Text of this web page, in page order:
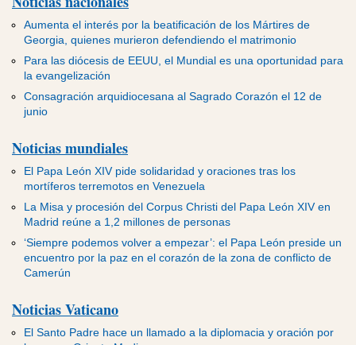
Aumenta el interés por la beatificación de los Mártires de
Georgia, quienes murieron defendiendo el matrimonio
Para las diócesis de EEUU, el Mundial es una oportunidad para
la evangelización
Consagración arquidiocesana al Sagrado Corazón el 12 de
junio
Noticias mundiales
El Papa León XIV pide solidaridad y oraciones tras los
mortíferos terremotos en Venezuela
La Misa y procesión del Corpus Christi del Papa León XIV en
Madrid reúne a 1,2 millones de personas
‘Siempre podemos volver a empezar’: el Papa León preside un
encuentro por la paz en el corazón de la zona de conflicto de
Camerún
Noticias Vaticano
El Santo Padre hace un llamado a la diplomacia y oración por